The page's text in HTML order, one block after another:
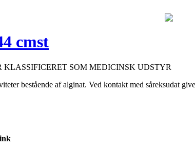
cmst
SOM MEDICINSK UDSTYR
bestående af alginat. Ved kontakt med såreksudat